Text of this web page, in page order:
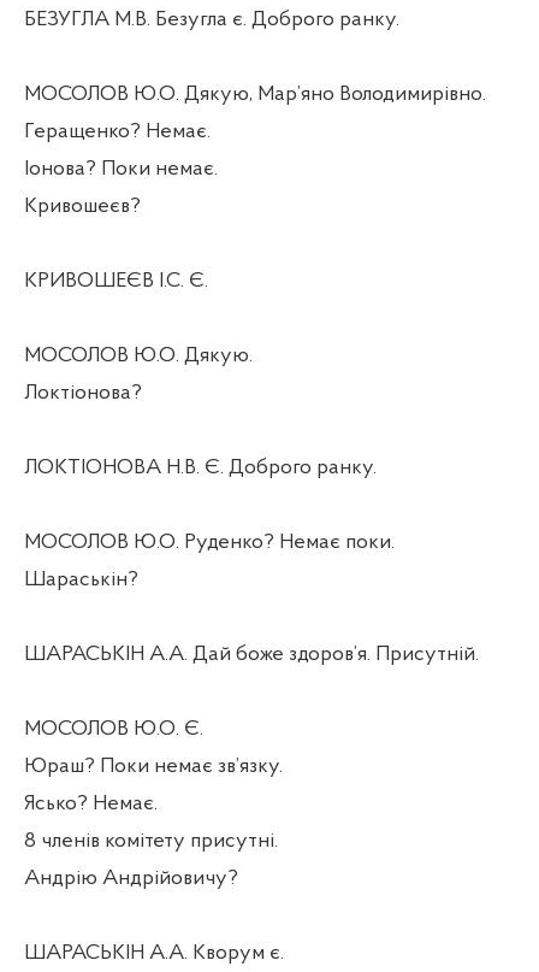
БЕЗУГЛА М.В. Безугла є. Доброго ранку.
МОСОЛОВ Ю.О. Дякую, Мар’яно Володимирівно.
Геращенко? Немає.
Іонова? Поки немає.
Кривошеєв?
КРИВОШЕЄВ І.С. Є.
МОСОЛОВ Ю.О. Дякую.
Локтіонова?
ЛОКТІОНОВА Н.В. Є. Доброго ранку.
МОСОЛОВ Ю.О. Руденко? Немає поки.
Шараськін?
ШАРАСЬКІН А.А. Дай боже здоров’я. Присутній.
МОСОЛОВ Ю.О. Є.
Юраш? Поки немає зв’язку.
Ясько? Немає.
8 членів комітету присутні.
Андрію Андрійовичу?
ШАРАСЬКІН А.А. Кворум є.